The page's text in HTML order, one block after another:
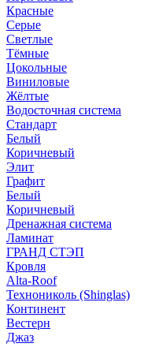
Красные
Серые
Светлые
Тёмные
Цокольные
Виниловые
Жёлтые
Водосточная система
Стандарт
Белый
Коричневый
Элит
Графит
Белый
Коричневый
Дренажная система
Ламинат
ГРАНД СТЭП
Кровля
Alta-Roof
Технониколь (Shinglas)
Континент
Вестерн
Джаз